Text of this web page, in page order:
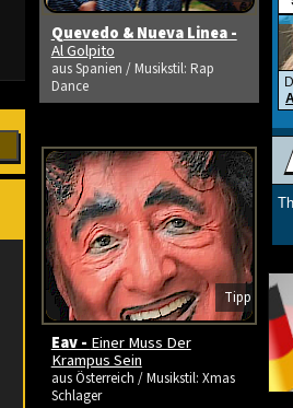
Quevedo & Nueva Linea -
Al Golpito
aus Spanien / Musikstil: Rap
Dance
Tipp
Eav - Einer Muss Der
Krampus Sein
aus Österreich / Musikstil: Xmas
Schlager